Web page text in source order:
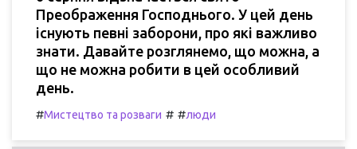
Преображення Господнього. У цей день
існують певні заборони, про які важливо
знати. Давайте розглянемо, що можна, а
що не можна робити в цей особливий
день.
#Мистецтво та розваги # #люди